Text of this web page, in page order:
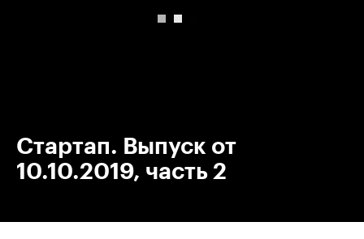
Стартап. Выпуск от
10.10.2019, часть 2